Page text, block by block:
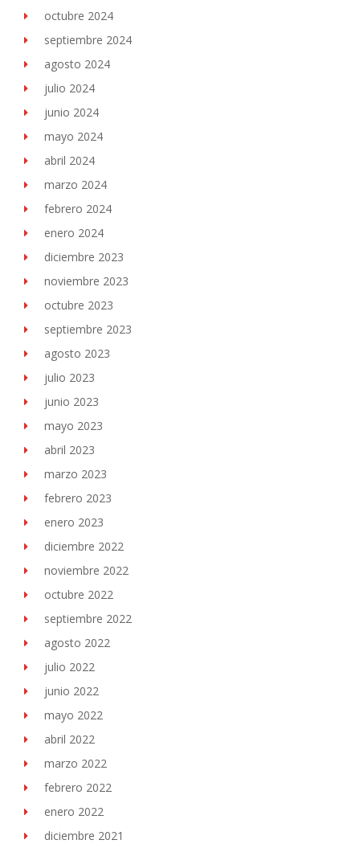
octubre 2024
septiembre 2024
agosto 2024
julio 2024
junio 2024
mayo 2024
abril 2024
marzo 2024
febrero 2024
enero 2024
diciembre 2023
noviembre 2023
octubre 2023
septiembre 2023
agosto 2023
julio 2023
junio 2023
mayo 2023
abril 2023
marzo 2023
febrero 2023
enero 2023
diciembre 2022
noviembre 2022
octubre 2022
septiembre 2022
agosto 2022
julio 2022
junio 2022
mayo 2022
abril 2022
marzo 2022
febrero 2022
enero 2022
diciembre 2021